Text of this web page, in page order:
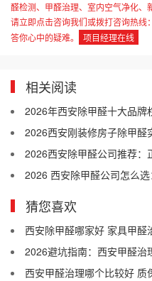
醛检测、甲醛治理、室内空气净化、
请立即点击咨询我们或拨打咨询热线：
答你心中的疑难。
项目经理在线
相关阅读
2026年西安除甲醛十大品牌
2026西安刚装修房子除甲醛
2026西安除甲醛公司推荐：
2026 西安除甲醛公司怎么选：
猜您喜欢
西安除甲醛哪家好 家具甲醛
2026避坑指南：西安甲醛治
西安甲醛治理哪个比较好 质